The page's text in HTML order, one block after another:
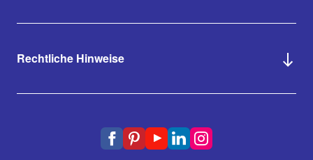
Rechtliche Hinweise